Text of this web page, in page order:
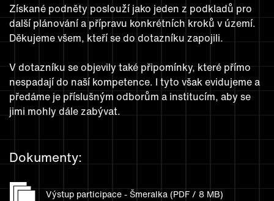
Získané podněty poslouží jako jeden z podkladů pro
další plánování a přípravu konkrétních kroků v území.
Děkujeme všem, kteří se do dotazníku zapojili.
V dotazníku se objevily také připomínky, které přímo
nespadají do naší kompetence. I tyto však evidujeme a
předáme je příslušným odborům a institucím, aby se
jimi mohly dále zabývat.
Dokumenty:
Výstup participace - Šmeralka (PDF / 8 MB)